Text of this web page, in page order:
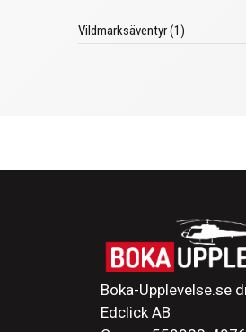
Vildmarksäventyr (1)
Boka-Upplevelse.se
Edclick AB